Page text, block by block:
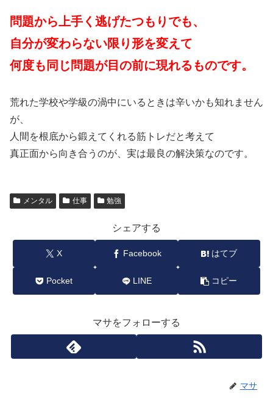
問題から上手く逃げたつもりでも、
自分が変わらない限り形を変えて
何度も同じ問題が目の前に現れるものです。
荒れた学校や学級の渦中にいるときは辛いかも知れません
が、
人間を根底から鍛えてくれる筋トレだと考えて
真正面から向き合うのが、実は最良の解決策なのです。
メンタル 仕事 勉強
シェアする
X Facebook はてブ
Pocket LINE コピー
マサをフォローする
マサ